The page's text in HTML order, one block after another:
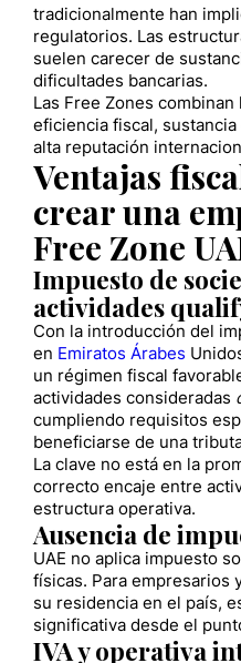
tradicionalmente han
regulatorios. Las
suelen carecer de
dificultades bancarias.
Las Free Zones
eficiencia fiscal,
alta reputación
Ventajas
crear una
Free Zone
Impuesto de
actividades
Con la introducción del
en Emiratos Árabes
un régimen fiscal
actividades consideradas
cumpliendo requisitos
beneficiarse de una
La clave no está en la
correcto encaje entre
estructura operativa.
Ausencia de
UAE no aplica impuesto
físicas. Para empresarios
su residencia en el país,
significativa desde el
IVA y operativa